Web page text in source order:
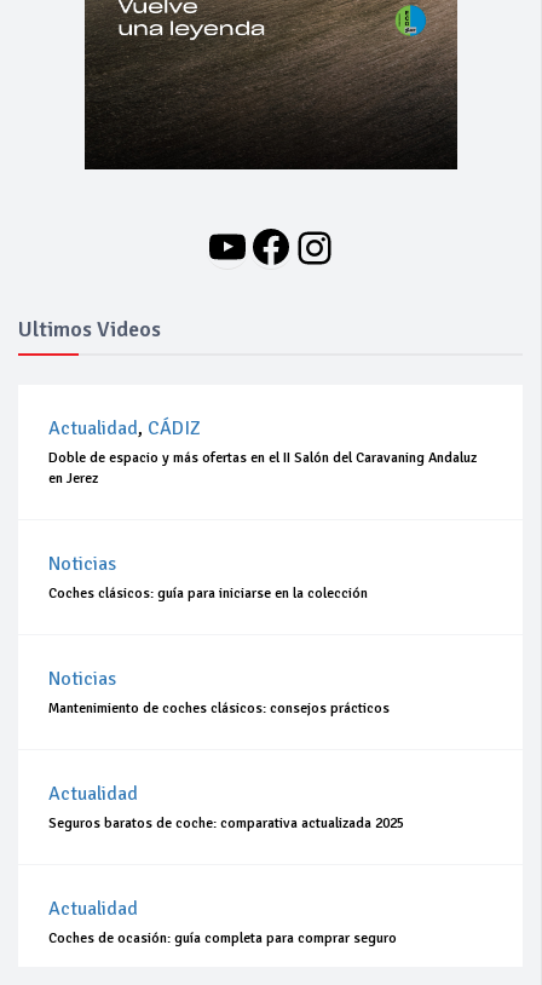
YouTube
Facebook
Instagram
Ultimos Videos
Actualidad, CÁDIZ
Doble de espacio y más ofertas en el II Salón del Caravaning Andaluz
en Jerez
Noticias
Coches clásicos: guía para iniciarse en la colección
Noticias
Mantenimiento de coches clásicos: consejos prácticos
Actualidad
Seguros baratos de coche: comparativa actualizada 2025
Actualidad
Coches de ocasión: guía completa para comprar seguro